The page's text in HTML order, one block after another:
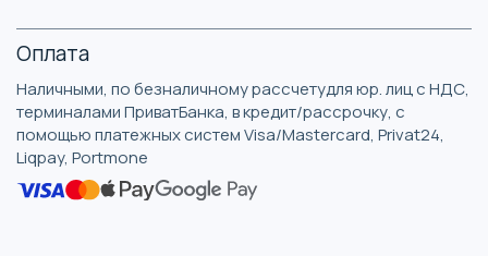
Оплата
Наличными, по безналичному рассчетудля юр. лиц с НДС,
терминалами ПриватБанка, в кредит/рассрочку, с
помощью платежных систем Visa/Mastercard, Privat24,
Liqpay, Portmone